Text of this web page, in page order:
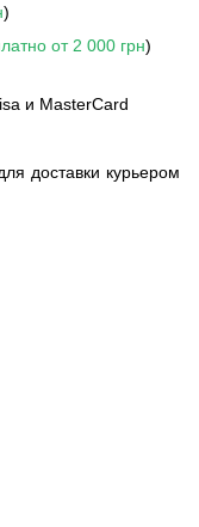
)
от 2 000 грн)
и MasterCard
доставки курьером